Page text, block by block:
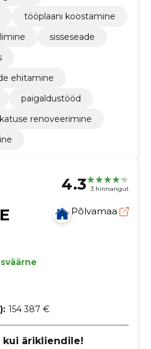
tööplaani koostamine
sisseseade
ehitamine
paigaldustööd
katuse renoveerimine
4.3 3 hinnangut
Põlvamaa
154 387 €
kui ärikliendile!